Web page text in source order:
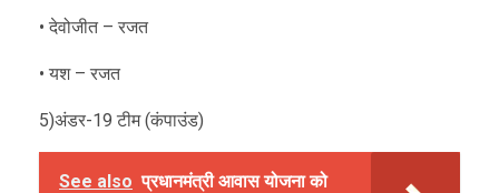
• देवोजीत – रजत
• यश – रजत
5)अंडर-19 टीम (कंपाउंड)
See also प्रधानमंत्री आवास योजना को